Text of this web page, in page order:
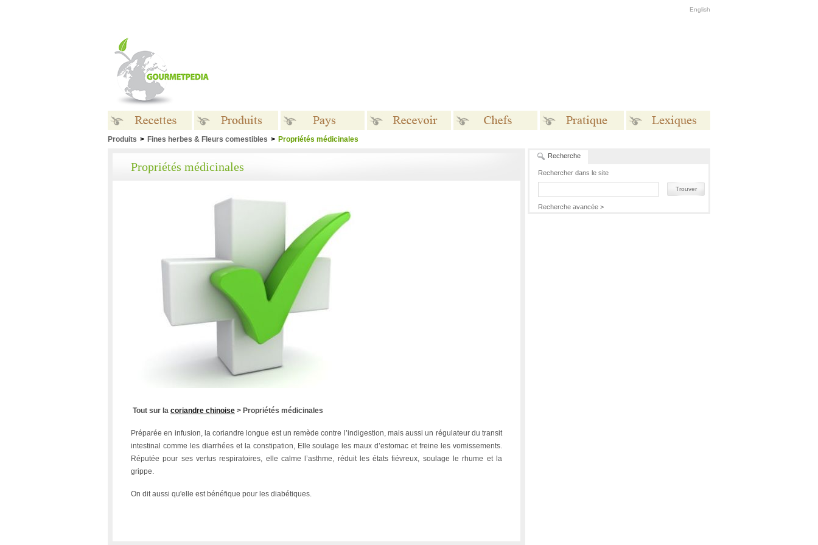
English
Produits > Fines herbes & Fleurs comestibles > Propriétés médicinales
Propriétés médicinales
Tout sur la coriandre chinoise > Propriétés médicinales
Préparée en infusion, la coriandre longue est un remède contre l’indigestion, mais aussi un régulateur du transit
intestinal comme les diarrhées et la constipation, Elle soulage les maux d’estomac et freine les vomissements.
Réputée pour ses vertus respiratoires, elle calme l’asthme, réduit les états fiévreux, soulage le rhume et la
grippe.
On dit aussi qu'elle est bénéfique pour les diabétiques.
Recherche
Rechercher dans le site
Trouver
Recherche avancée >
Recettes Produits Pratique